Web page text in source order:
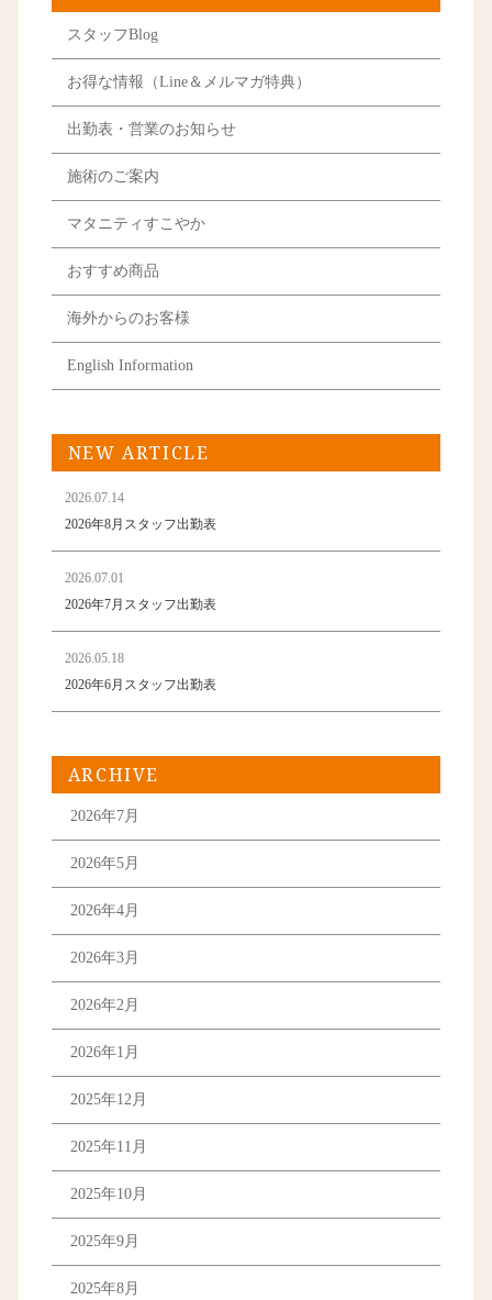
スタッフBlog
お得な情報（Line＆メルマガ特典）
出勤表・営業のお知らせ
施術のご案内
マタニティすこやか
おすすめ商品
海外からのお客様
English Information
NEW ARTICLE
2026.07.14
2026年8月スタッフ出勤表
2026.07.01
2026年7月スタッフ出勤表
2026.05.18
2026年6月スタッフ出勤表
ARCHIVE
2026年7月
2026年5月
2026年4月
2026年3月
2026年2月
2026年1月
2025年12月
2025年11月
2025年10月
2025年9月
2025年8月